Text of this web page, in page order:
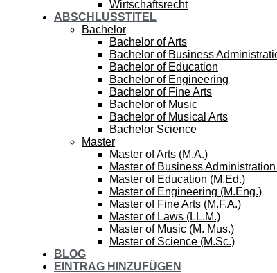
Wirtschaftsrecht
ABSCHLUSSTITEL
Bachelor
Bachelor of Arts
Bachelor of Business
Bachelor of Education
Bachelor of Engineering
Bachelor of Fine Arts
Bachelor of Music
Bachelor of Musical Arts
Bachelor Science
Master
Master of Arts (M.A.)
Master of Business
Master of Education (M.Ed.)
Master of Engineering (M.Eng.)
Master of Fine Arts (M.F.A.)
Master of Laws (LL.M.)
Master of Music (M. Mus.)
Master of Science (M.Sc.)
BLOG
EINTRAG HINZUFÜGEN